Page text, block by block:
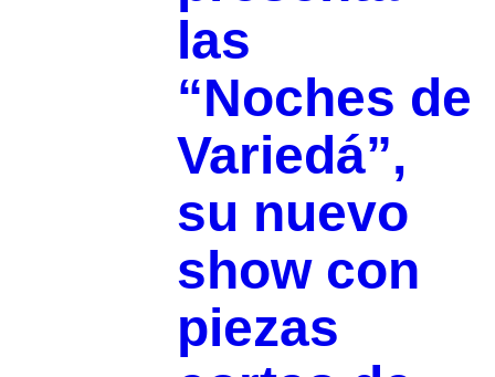
las
“Noches de
Variedá”,
su nuevo
show con
piezas